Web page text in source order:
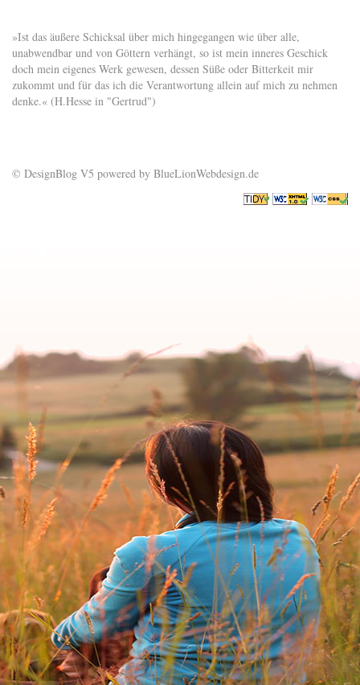
»Ist das äußere Schicksal über mich hingegangen wie über alle,
unabwendbar und von Göttern verhängt, so ist mein inneres Geschick
doch mein eigenes Werk gewesen, dessen Süße oder Bitterkeit mir
zukommt und für das ich die Verantwortung allein auf mich zu nehmen
denke.« (H.Hesse in "Gertrud")
© DesignBlog V5 powered by BlueLionWebdesign.de